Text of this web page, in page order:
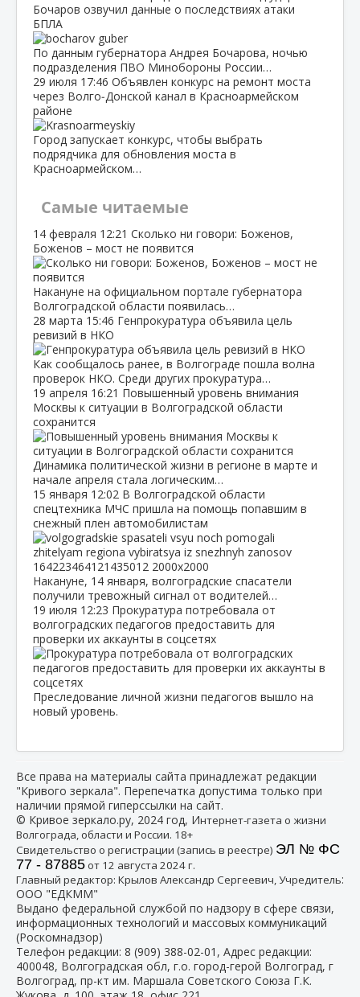
Бочаров озвучил данные о последствиях атаки
БПЛА
По данным губернатора Андрея Бочарова, ночью
подразделения ПВО Минобороны России…
29 июля 17:46 Объявлен конкурс на ремонт моста
через Волго‑Донской канал в Красноармейском
районе
Город запускает конкурс, чтобы выбрать
подрядчика для обновления моста в
Красноармейском…
Самые читаемые
14 февраля 12:21 Сколько ни говори: Боженов,
Боженов – мост не появится
Накануне на официальном портале губернатора
Волгоградской области появилась…
28 марта 15:46 Генпрокуратура объявила цель
ревизий в НКО
Как сообщалось ранее, в Волгограде пошла волна
проверок НКО. Среди других прокуратура…
19 апреля 16:21 Повышенный уровень внимания
Москвы к ситуации в Волгоградской области
сохранится
Динамика политической жизни в регионе в марте и
начале апреля стала логическим…
15 января 12:02 В Волгоградской области
спецтехника МЧС пришла на помощь попавшим в
снежный плен автомобилистам
Накануне, 14 января, волгоградские спасатели
получили тревожный сигнал от водителей…
19 июля 12:23 Прокуратура потребовала от
волгоградских педагогов предоставить для
проверки их аккаунты в соцсетях
Преследование личной жизни педагогов вышло на
новый уровень.
Все права на материалы сайта принадлежат редакции
"Кривого зеркала". Перепечатка допустима только при
наличии прямой гиперссылки на сайт.
© Кривое зеркало.ру, 2024 год, Интернет-газета о жизни
Волгограда, области и России. 18+
Свидетельство о регистрации (запись в реестре) ЭЛ № ФС
77 - 87885от 12 августа 2024 г.
Главный редактор: Крылов Александр Сергеевич, Учредитель:
ООО "ЕДКММ"
Выдано федеральной службой по надзору в сфере связи,
информационных технологий и массовых коммуникаций
(Роскомнадзор)
Телефон редакции: 8 (909) 388-02-01 , Адрес редакции:
400048, Волгоградская обл, г.о. город-герой Волгоград, г
Волгоград, пр-кт им. Маршала Советского Союза Г.К.